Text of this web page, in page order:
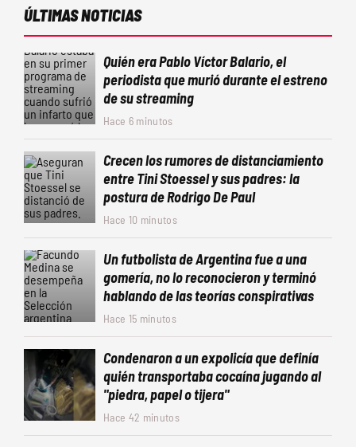
ÚLTIMAS NOTICIAS
Quién era Pablo Víctor Balario, el
periodista que murió durante el estreno
de su streaming
Hace 6 minutos
Crecen los rumores de distanciamiento
entre Tini Stoessel y sus padres: la
postura de Rodrigo De Paul
Hace 10 minutos
Un futbolista de Argentina fue a una
gomería, no lo reconocieron y terminó
hablando de las teorías conspirativas
Hace 15 minutos
Condenaron a un expolicía que definía
quién transportaba cocaína jugando al
"piedra, papel o tijera"
Hace 42 minutos